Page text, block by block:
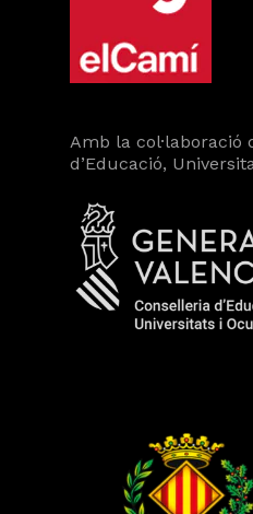
Amb la col·laboració
d’Educació,